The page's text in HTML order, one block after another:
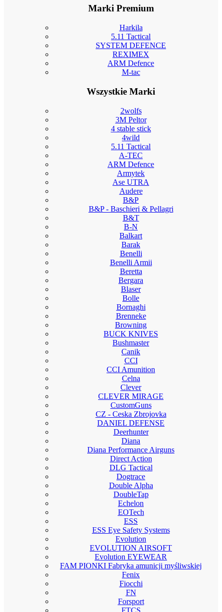
Marki Premium
Harkila
5.11 Tactical
SYSTEM DEFENCE
REXIMEX
ARM Defence
M-tac
Wszystkie Marki
2wolfs
3M Peltor
4 stable stick
4wild
5.11 Tactical
A-TEC
ARM Defence
Armytek
Ase UTRA
Audere
B&P
B&P - Baschieri & Pellagri
B&T
B-N
Balkart
Barak
Benelli
Benelli Armii
Beretta
Bergara
Blaser
Bolle
Bornaghi
Brenneke
Browning
BUCK KNIVES
Bushmaster
Canik
CCI
CCI Amunition
Celna
Clever
CLEVER MIRAGE
CustomGuns
CZ - Ceska Zbrojovka
DANIEL DEFENSE
Deerhunter
Diana
Diana Performance Airguns
Direct Action
DLG Tactical
Dogtrace
Double Alpha
DoubleTap
Echelon
EOTech
ESS
ESS Eye Safety Systems
Evolution
EVOLUTION AIRSOFT
Evolution EYEWEAR
FAM PIONKI Fabryka amunicji myśliwskiej
Fenix
Fiocchi
FN
Forsport
FTCS